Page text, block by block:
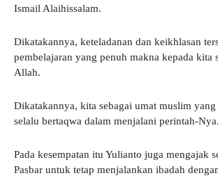
Ismail Alaihissalam.
Dikatakannya, keteladanan dan keikhlasan
pembelajaran yang penuh makna kepada kita
Allah.
Dikatakannya, kita sebagai umat muslim
selalu bertaqwa dalam menjalani perintah-Nya.
Pada kesempatan itu Yulianto juga mengajak
Pasbar untuk tetap menjalankan ibadah